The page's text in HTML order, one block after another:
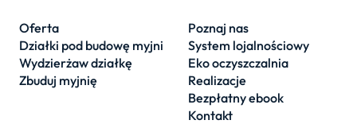
Oferta
Działki pod budowę myjni
Wydzierżaw działkę
Zbuduj myjnię
Poznaj nas
System lojalnościowy
Eko oczyszczalnia
Realizacje
Bezpłatny ebook
Kontakt